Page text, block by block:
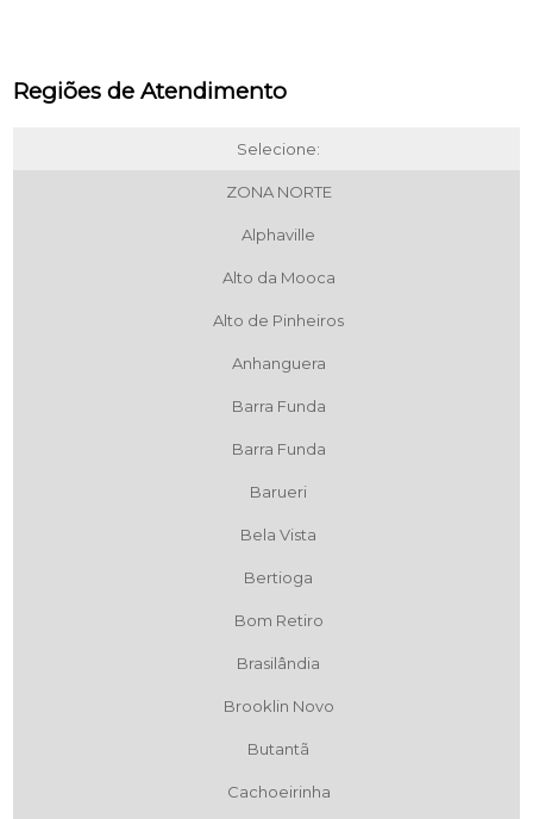
Regiões de Atendimento
Selecione:
ZONA NORTE
Alphaville
Alto da Mooca
Alto de Pinheiros
Anhanguera
Barra Funda
Barra Funda
Barueri
Bela Vista
Bertioga
Bom Retiro
Brasilândia
Brooklin Novo
Butantã
Cachoeirinha